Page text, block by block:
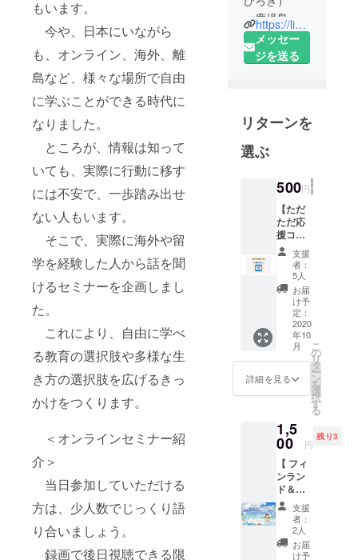
もいます。
今や、日本にいながら
も、オンライン、海外、離
島など、様々な場所で自由
に学ぶことができる時代に
なりました。
ところが、情報は知って
いても、実際に行動に移す
には不安で、一歩踏み出せ
ない人もいます。
そこで、実際に海外や留
学を経験した人から話を聞
けるセミナーを企画しまし
た。
これにより、自由に学べ
る教育の選択肢や多様な生
き方の選択肢を広げるきっ
かけをつくります。
＜オンラインセミナー紹
介＞
当日参加していただける
方は、少人数でじっくり語
り合いましょう。
録画で後日視聴できる限
鹿児島県
南さつま市
出身。霧島
験。
▼紹介
画(3分)
https://youtu.
be/FdJkNxtv
▼紹介フル
動画(58分)
https://youtu.
be/BXHfi9Q1
YrA
▼共著
ないクラス
あそび120』
Amazonラン
キング学級
運営部門な
ど2部門1位
獲得→
https://amzn.
https://linktr.ee/run_run.go_go
メッセー
ジを送る
リターンを
選ぶ
500円
【ただ
ただ応
援コー
ス】ご
支援い
ただい
た方に
感謝の
気持ち
をこめ
たお礼
のメー
ルを送
らせて
いただ
支援
者：
5人
お届
け予
定：
2020
年10
月
詳細を見る
こ
の
リ
タ
ー
ン
を
選
択
す
る
1,5
00 円
残り3
【 フィ
ンラン
ド＆オ
ランダ
から学
ぶ子ど
ものま
なび場
支援
者：
2人
お届
け予